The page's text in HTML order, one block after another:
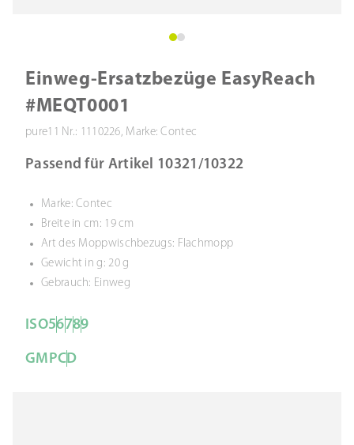
Einweg-Ersatzbezüge EasyReach
#MEQT0001
pure11 Nr.: 1110226, Marke: Contec
Passend für Artikel 10321/10322
Marke: Contec
Breite in cm: 19 cm
Art des Moppwischbezugs: Flachmopp
Gewicht in g: 20 g
Gebrauch: Einweg
ISO56789
GMPCD